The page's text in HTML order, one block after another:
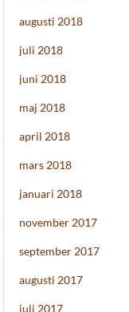
augusti 2018
juli 2018
juni 2018
maj 2018
april 2018
mars 2018
januari 2018
november 2017
september 2017
augusti 2017
juli 2017